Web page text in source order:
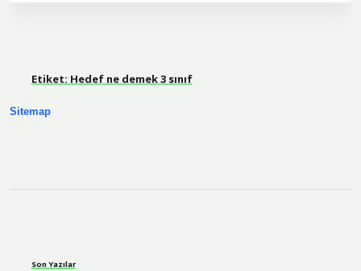
Etiket: Hedef ne demek 3 sınıf
Sitemap
Son Yazılar